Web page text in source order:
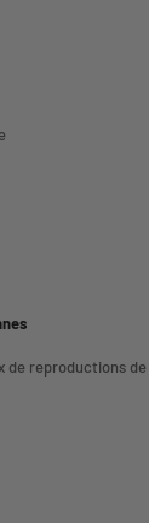
de reproductions